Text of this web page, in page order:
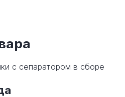
с сепаратором в сборе